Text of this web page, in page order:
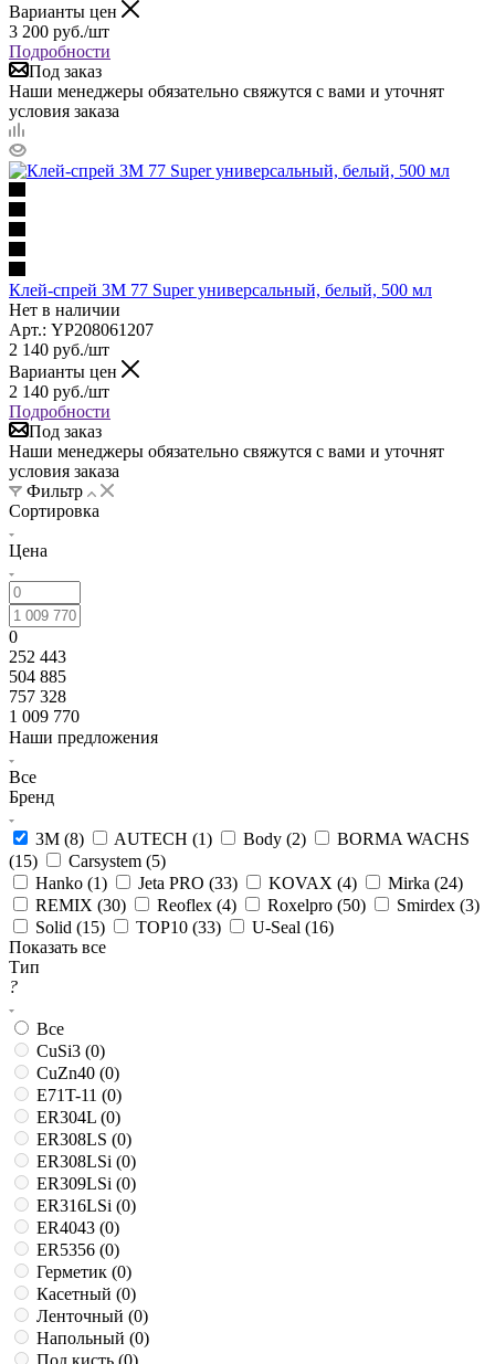
Варианты цен
3 200 руб./шт
Подробности
Под заказ
Наши менеджеры обязательно свяжутся с вами и уточнят
условия заказа
Клей-спрей 3M 77 Super универсальный, белый, 500 мл
Нет в наличии
Арт.: YP208061207
2 140 руб./шт
Варианты цен
2 140 руб./шт
Подробности
Под заказ
Наши менеджеры обязательно свяжутся с вами и уточнят
условия заказа
Фильтр
Сортировка
Цена
0
252 443
504 885
757 328
1 009 770
Наши предложения
Все
Бренд
3M (8) AUTECH (1) Body (2)
BORMA WACHS
(15) Carsystem (5)
Hanko (1) Jeta PRO (33) KOVAX (4) Mirka (24)
REMIX (30) Reoflex (4) Roxelpro (50) Smirdex (3)
Solid (15) TOP10 (33) U-Seal (16)
Показать все
Тип
?
Все
CuSi3 (0)
CuZn40 (0)
E71T-11 (0)
ER304L (0)
ER308LS (0)
ER308LSi (0)
ER309LSi (0)
ER316LSi (0)
ER4043 (0)
ER5356 (0)
Герметик (0)
Касетный (0)
Ленточный (0)
Напольный (0)
Под кисть (0)